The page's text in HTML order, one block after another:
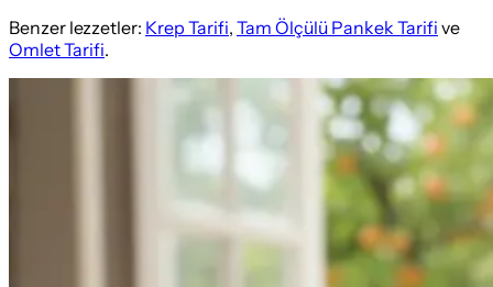
Benzer lezzetler: Krep Tarifi, Tam Ölçülü Pankek Tarifi ve
Omlet Tarifi.